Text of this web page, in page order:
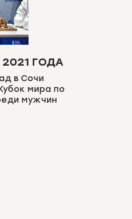
ГОДА
в Сочи
мира по
мужчин